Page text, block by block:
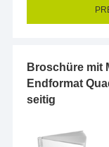
4/4-
Broschüre mit
Endformat
seitig